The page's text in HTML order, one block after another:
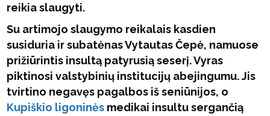
reikia slaugyti.
Su artimojo slaugymo reikalais kasdien
susiduria ir subatėnas Vytautas Čepė, namuose
prižiūrintis insultą patyrusią seserį. Vyras
piktinosi valstybinių institucijų abejingumu. Jis
tvirtino negavęs pagalbos iš seniūnijos, o
Kupiškio ligoninės medikai insultu sergančią